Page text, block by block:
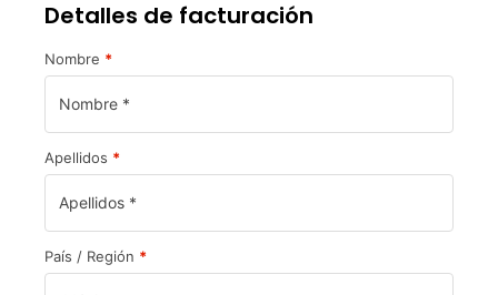
Detalles de facturación
Nombre *
Apellidos *
País / Región *